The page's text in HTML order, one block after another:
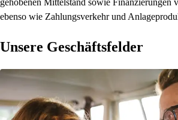
ebenso wie Zahlungsverkehr und
Unsere Geschäftsfelder